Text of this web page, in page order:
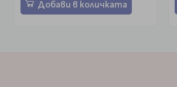
Добави в количката